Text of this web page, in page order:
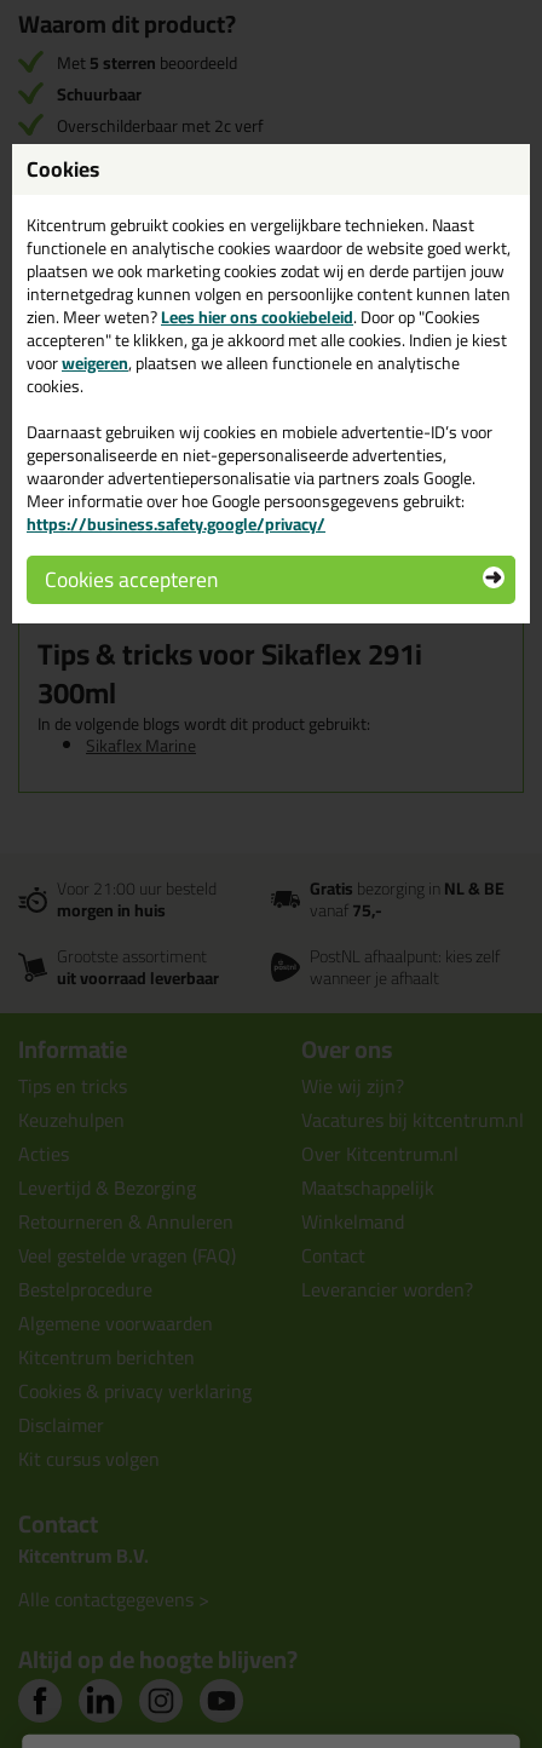
Waarom dit product?
Met5 sterrenbeoordeeld
Schuurbaar
Overschilderbaar met 2c verf
Niet corrosief
Geschikt voor
Geschikt voor toepassingenonder de waterlijn
Omschrijving Specificaties Reviews (3)
Sikaflex 291i 300ml in Wit
Zoek je kit in een specifieke kleur? Gevonden! Deze marine kit
Sikaflex 291i 300ml in de kleur Wit is te gebruiken voor
verschillende toepassingen. Een duurzame en veelzijdige kit
welke makkelijk te verwerken is. Perfect als je een bijpassende
kleur zoekt met gegarandeerd een topresultaat. Bestel de Sikaflex
291i 300ml in kleur Wit vandaag nog! Op voorraad en op
werkdagen besteld = morgen in huis.
Wil je meer weten over de toepassing en kenmerken van dit
product?Lees alles over dit product >
Tips & tricks voor Sikaflex 291i
300ml
In de volgende blogs wordt dit product gebruikt:
Sikaflex Marine
Voor 21:00 uur besteld
morgen in huis
Gratisbezorging inNL & BE
vanaf75,-
Grootste assortiment
uit voorraad leverbaar
PostNL afhaalpunt: kies zelf
wanneer je afhaalt
Informatie
Tips en tricks
Keuzehulpen
Acties
Levertijd & Bezorging
Retourneren & Annuleren
Veel gestelde vragen (FAQ)
Bestelprocedure
Algemene voorwaarden
Kitcentrum berichten
Cookies & privacy verklaring
Disclaimer
Kit cursus volgen
Over ons
Wie wij zijn?
Vacatures bij kitcentrum.nl
Over Kitcentrum.nl
Maatschappelijk
Winkelmand
Contact
Leverancier worden?
Contact
Kitcentrum B.V.
Alle contactgegevens >
Altijd op de hoogte blijven?
Cookies
Kitcentrum gebruikt cookies en vergelijkbare technieken. Naast
functionele en analytische cookies waardoor de website goed werkt,
plaatsen we ook marketing cookies zodat wij en derde partijen jouw
internetgedrag kunnen volgen en persoonlijke content kunnen laten
zien. Meer weten?Lees hier ons cookiebeleid. Door op "Cookies
accepteren" te klikken, ga je akkoord met alle cookies. Indien je kiest
voorweigeren, plaatsen we alleen functionele en analytische
cookies.
Daarnaast gebruiken wij cookies en mobiele advertentie-ID’s voor
gepersonaliseerde en niet-gepersonaliseerde advertenties,
waaronder advertentiepersonalisatie via partners zoals Google.
Meer informatie over hoe Google persoonsgegevens gebruikt:
https://business.safety.google/privacy/
Cookies accepteren